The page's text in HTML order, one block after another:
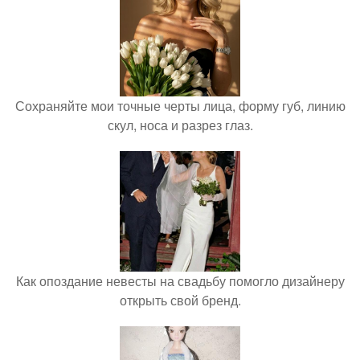
Сохраняйте мои точные черты лица, форму губ, линию
скул, носа и разрез глаз.
Как опоздание невесты на свадьбу помогло дизайнеру
открыть свой бренд.